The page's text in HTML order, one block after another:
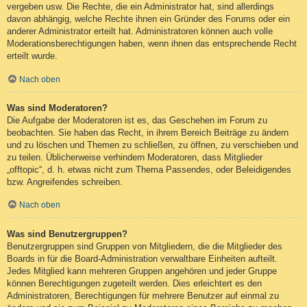
vergeben usw. Die Rechte, die ein Administrator hat, sind allerdings
davon abhängig, welche Rechte ihnen ein Gründer des Forums oder ein
anderer Administrator erteilt hat. Administratoren können auch volle
Moderationsberechtigungen haben, wenn ihnen das entsprechende Recht
erteilt wurde.
Nach oben
Was sind Moderatoren?
Die Aufgabe der Moderatoren ist es, das Geschehen im Forum zu
beobachten. Sie haben das Recht, in ihrem Bereich Beiträge zu ändern
und zu löschen und Themen zu schließen, zu öffnen, zu verschieben und
zu teilen. Üblicherweise verhindern Moderatoren, dass Mitglieder
„offtopic“, d. h. etwas nicht zum Thema Passendes, oder Beleidigendes
bzw. Angreifendes schreiben.
Nach oben
Was sind Benutzergruppen?
Benutzergruppen sind Gruppen von Mitgliedern, die die Mitglieder des
Boards in für die Board-Administration verwaltbare Einheiten aufteilt.
Jedes Mitglied kann mehreren Gruppen angehören und jeder Gruppe
können Berechtigungen zugeteilt werden. Dies erleichtert es den
Administratoren, Berechtigungen für mehrere Benutzer auf einmal zu